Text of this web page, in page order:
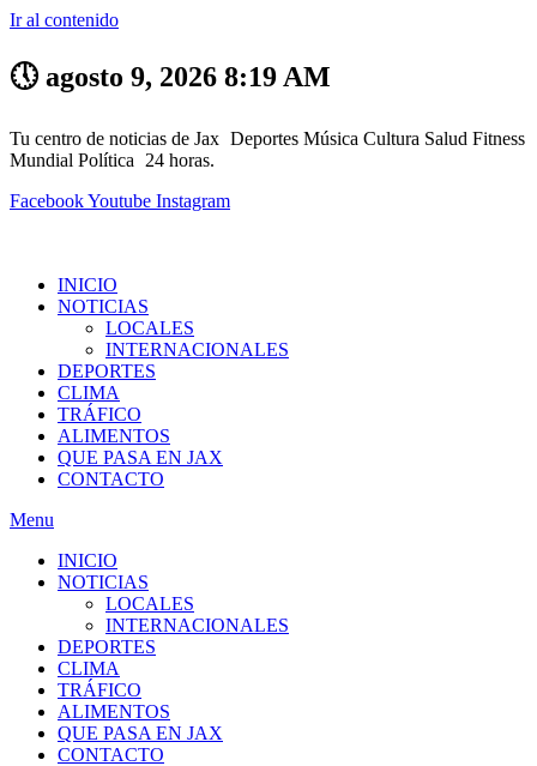
Ir al contenido
🕔 agosto 9, 2026 8:19 AM
Tu centro de noticias de Jax Deportes Música Cultura Salud Fitness
Mundial Política
24 horas.
FacebookYoutube Instagram
INICIO
NOTICIAS
LOCALES
INTERNACIONALES
DEPORTES
CLIMA
TRÁFICO
ALIMENTOS
QUE PASA EN JAX
CONTACTO
Menu
INICIO
NOTICIAS
LOCALES
INTERNACIONALES
DEPORTES
CLIMA
TRÁFICO
ALIMENTOS
QUE PASA EN JAX
CONTACTO